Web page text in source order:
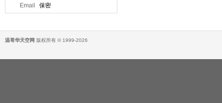
Email
保密
温哥华天空网 版权所有 © 1999-2026